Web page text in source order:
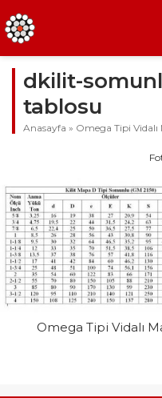
dkilit-
tablosu
Anasayfa » Omega Tipi
Omega Tipi Vidalı